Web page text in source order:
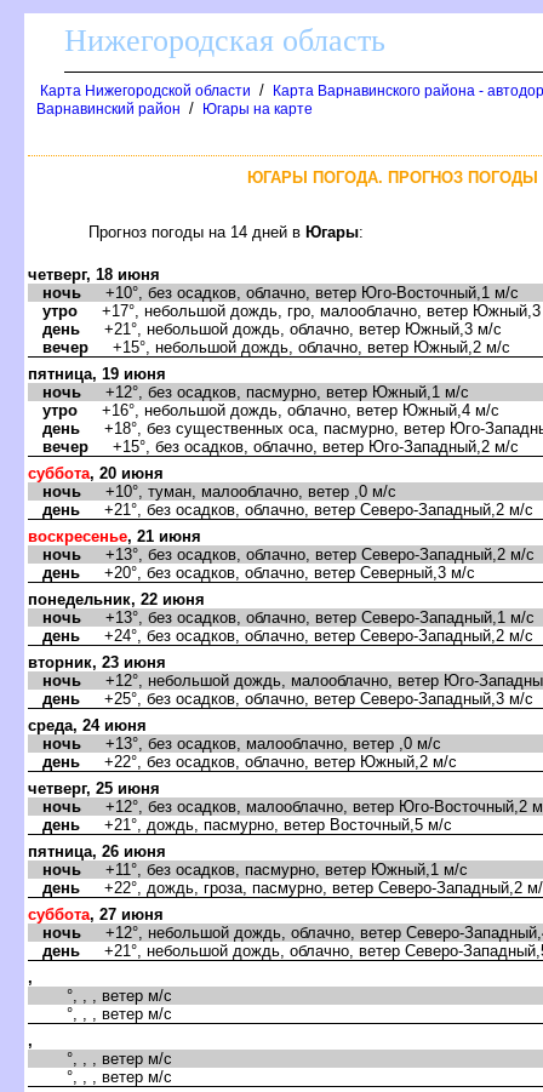
Нижегородская область
Карта Нижегородской области /
Карта Варнавинского района -
арнавинский район / Югары на карте
ЮГАРЫ ПОГОДА. ПРОГНОЗ
Прогноз погоды на 14 дней Югары:
четверг, 18 июня
ночь +10°, без осадков, облачно, ветер Юго-Восточный,1 м/с
утро +17°, небольшой дождь, гро, малооблачно, ветер
день +21°, небольшой дождь, облачно, ветер Южный,3 м/с
ечер +15°, небольшой дождь, облачно, ветер Южный,2 м/с
пятница, 19 июня
ночь +12°, без осадков, пасмурно, ветер Южный,1 м/с
утро +16°, небольшой дождь, облачно, ветер Южный,4 м/с
день +18°, без существенных оса, пасмурно, ветер Юго-
ечер +15°, без осадков, облачно, ветер Юго-Западный,2 м/с
суббота, 20 июня
ночь +10°, туман, малооблачно, ветер ,0 м/с
день +21°, без осадков, облачно, ветер Северо-Западный,2 м/с
оскресенье, 21 июня
ночь +13°, без осадков, облачно, ветер Северо-Западный,2 м/с
день +20°, без осадков, облачно, ветер Северный,3 м/с
понедельник, 22 июня
ночь +13°, без осадков, облачно, ветер Северо-Западный,1 м/с
день +24°, без осадков, облачно, ветер Северо-Западный,2 м/с
торник, 23 июня
ночь +12°, небольшой дождь, малооблачно, ветер Юго-
день +25°, без осадков, облачно, ветер Северо-Западный,3 м/с
среда, 24 июня
ночь +13°, без осадков, малооблачно, ветер ,0 м/с
день +22°, без осадков, облачно, ветер Южный,2 м/с
четверг, 25 июня
ночь +12°, без осадков, малооблачно, ветер Юго-Восточный,2
день +21°, дождь, пасмурно, ветер Восточный,5 м/с
пятница, 26 июня
ночь +11°, без осадков, пасмурно, ветер Южный,1 м/с
день +22°, дождь, гроза, пасмурно, ветер Северо-Западный,2
суббота, 27 июня
ночь +12°, небольшой дождь, облачно, ветер Северо-
день +21°, небольшой дождь, облачно, ветер Северо-
,
°, , , ветер м/с
°, , , ветер м/с
,
°, , , ветер м/с
°, , , ветер м/с